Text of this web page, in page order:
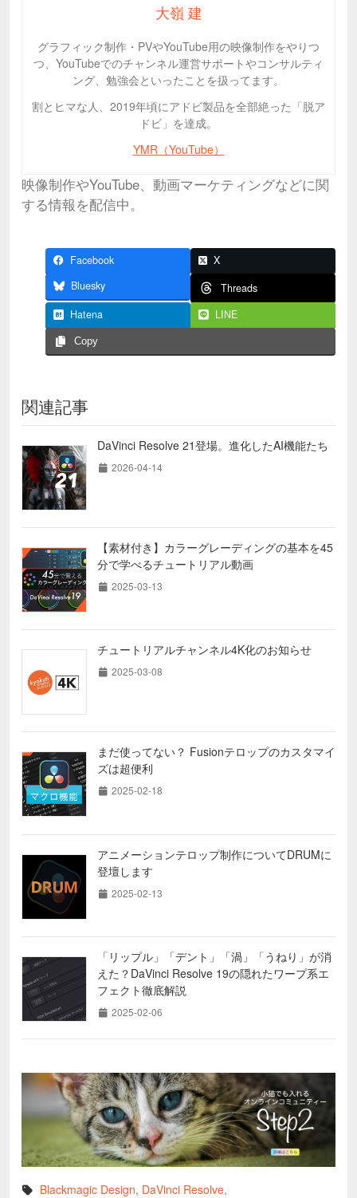
大嶺 建
グラフィック制作・PVやYouTube用の映像制作をやりつ
つ、YouTubeでのチャンネル運営サポートやコンサルティ
ング、勉強会といったことを扱ってます。
割とヒマな人、2019年頃にアドビ製品を全部絶った「脱ア
ドビ」を達成。
YMR（YouTube）
映像制作やYouTube、動画マーケティングなどに関
する情報を配信中。
Facebook
X
Bluesky
Threads
Hatena
LINE
Copy
関連記事
DaVinci Resolve 21登場。進化したAI機能たち
2026-04-14
【素材付き】カラーグレーディングの基本を45
分で学べるチュートリアル動画
2025-03-13
チュートリアルチャンネル4K化のお知らせ
2025-03-08
まだ使ってない？ Fusionテロップのカスタマイ
ズは超便利
2025-02-18
アニメーションテロップ制作についてDRUMに
登壇します
2025-02-13
「リップル」「デント」「渦」「うねり」が消
えた？DaVinci Resolve 19の隠れたワープ系エ
フェクト徹底解説
2025-02-06
Blackmagic Design, DaVinci Resolve,